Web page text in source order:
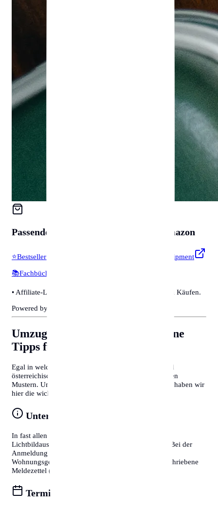
Passendes für auf Amazon
⭐Bestseller & Favoriten
Profi-Werkzeug & Equipment
📚Fachbücher & Guides
• Affiliate-Link: Wir erhalten eine kleine Provision bei Käufen.
Powered by Amazon 🛒
Umzug nach Hamburg
Allgemeine
Tipps für Behördengänge
Egal in welcher Stadt Sie sich befinden, deutsche und
österreichische Behördenprozesse folgen oft ähnlichen
Mustern. Um Zeit zu sparen und Frust zu vermeiden, haben wir
hier die wichtigsten Tipps für Sie zusammengefasst:
Unterlagen vorbereiten
In fast allen Fällen benötigen Sie einen gültigen
Lichtbildausweis (Reisepass oder Personalausweis). Bei der
Anmeldung eines Wohnsitzes ist zudem die
Wohnungsgeberbestätigung (in DE) bzw. der unterschriebene
Meldezettel (in AT) zwingend erforderlich.
Termine online buchen